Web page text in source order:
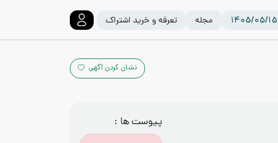
مجله تعرفه و خرید اشتراک
نشان کردن آگهی
پیوست ها :